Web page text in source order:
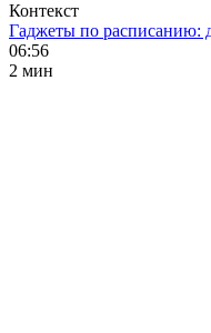
Контекст
Гаджеты по расписанию:
06:56
2 мин